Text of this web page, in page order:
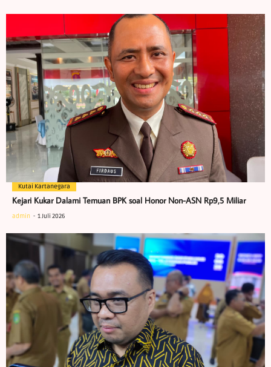
Kutai Kartanegara
Kejari Kukar Dalami Temuan BPK soal Honor Non-ASN Rp9,5 Miliar
admin 1 Juli 2026